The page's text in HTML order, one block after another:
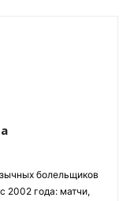
болельщиков
2002 года: матчи,